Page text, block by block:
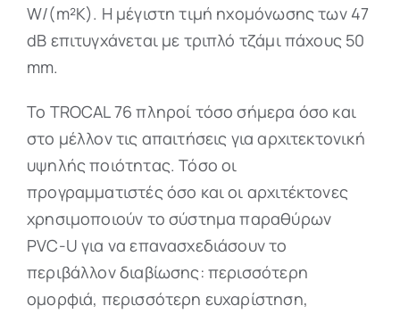
W/(m²K). Η μέγιστη τιμή ηχομόνωσης των 47
dB επιτυγχάνεται με τριπλό τζάμι πάχους 50
mm.
Το TROCAL 76 πληροί τόσο σήμερα όσο και
στο μέλλον τις απαιτήσεις για αρχιτεκτονική
υψηλής ποιότητας. Τόσο οι
προγραμματιστές όσο και οι αρχιτέκτονες
χρησιμοποιούν το σύστημα παραθύρων
PVC-U για να επανασχεδιάσουν το
περιβάλλον διαβίωσης: περισσότερη
ομορφιά, περισσότερη ευχαρίστηση,